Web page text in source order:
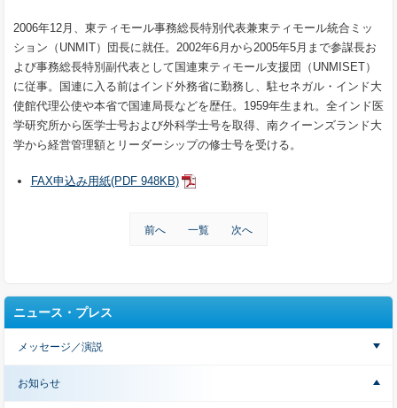
2006年12月、東ティモール事務総長特別代表兼東ティモール統合ミッ
ション（UNMIT）団長に就任。2002年6月から2005年5月まで参謀長お
よび事務総長特別副代表として国連東ティモール支援団（UNMISET）
に従事。国連に入る前はインド外務省に勤務し、駐セネガル・インド大
使館代理公使や本省で国連局長などを歴任。1959年生まれ。全インド医
学研究所から医学士号および外科学士号を取得、南クイーンズランド大
学から経営管理額とリーダーシップの修士号を受ける。
FAX申込み用紙(PDF 948KB)
前へ 一覧 次へ
ニュース・プレス
メッセージ／演説
お知らせ